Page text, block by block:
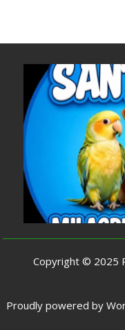
Copyright © 2025
Proudly powered by